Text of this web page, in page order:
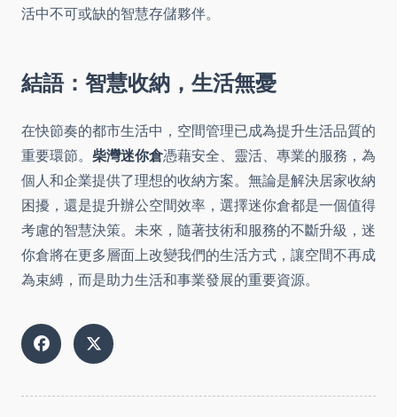
活中不可或缺的智慧存儲夥伴。
結語：智慧收納，生活無憂
在快節奏的都市生活中，空間管理已成為提升生活品質的
重要環節。 柴灣迷你倉憑藉安全、靈活、專業的服務，為
個人和企業提供了理想的收納方案。無論是解決居家收納
困擾，還是提升辦公空間效率，選擇迷你倉都是一個值得
考慮的智慧決策。未來，隨著技術和服務的不斷升級，迷
你倉將在更多層面上改變我們的生活方式，讓空間不再成
為束縛，而是助力生活和事業發展的重要資源。